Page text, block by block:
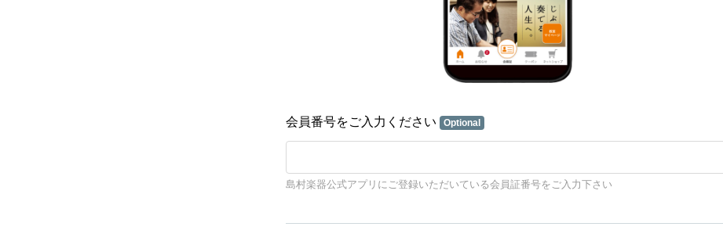
会員番号をご入力ください Optional
島村楽器公式アプリにご登録いただいている会員証番号をご入力下さい